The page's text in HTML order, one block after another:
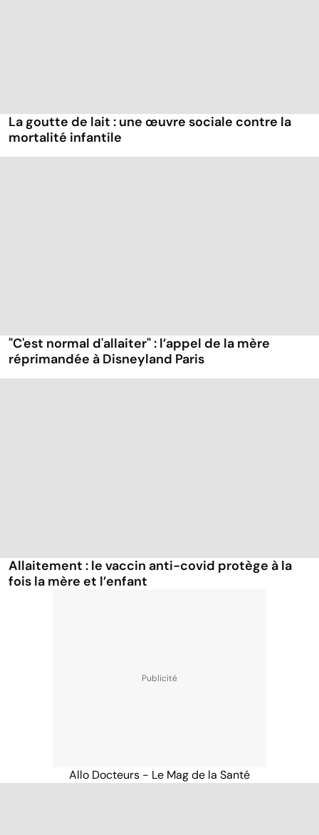
La goutte de lait : une œuvre sociale contre la
mortalité infantile
"C'est normal d'allaiter" : l’appel de la mère
réprimandée à Disneyland Paris
Allaitement : le vaccin anti-covid protège à la
fois la mère et l’enfant
Allo Docteurs - Le Mag de la Santé